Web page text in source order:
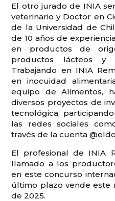
El otro jurado de INIA
veterinario y Doctor en
de la Universidad de
de 10 años de
en productos de
productos lácteos y
Trabajando en INIA
en inocuidad
equipo de Alimentos,
diversos proyectos de
tecnológica,
las redes sociales
través de la cuenta
El profesional de INIA
llamado a los
en este concurso
último plazo vende este
de 2025.